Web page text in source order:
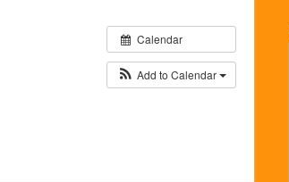
भव्य मूट कोर्टचे बुधवारी उद्घाटन
ठाकूर यांच्या उद्घाटन
Calendar
Add to Calendar